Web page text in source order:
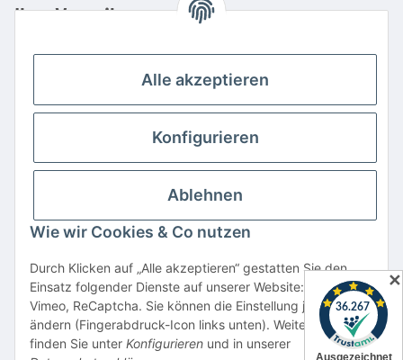
Ihre Vorteile
Kauf auf Rechnung
Große Auswahl an Netzteilen und Ladegeräten
Schnelle Lieferung
Hohe Lagerverfügbarkeit
Vertrag widerrufen
* Alle Preise inkl. gesetzlicher USt., zzgl.Versand
Alle verwendeten Markennamen u. Bezeichnungen sind eingetragene Warenzeichen
u. Marken der jeweiligen Eigentümer. Sie dienen nur zur Verdeutlichung der
Kompatibilität unserer Produkte mit den Produkten verschiedener Hersteller.
Alle akzeptieren
Konfigurieren
Ablehnen
Wie wir Cookies & Co nutzen
Durch Klicken auf „Alle akzeptieren“ gestatten Sie den
Einsatz folgender Dienste auf unserer Website: YouTube,
Vimeo, ReCaptcha. Sie können die Einstellung jederzeit
ändern (Fingerabdruck-Icon links unten). Weitere Details
finden Sie unter Konfigurieren und in unserer
✕